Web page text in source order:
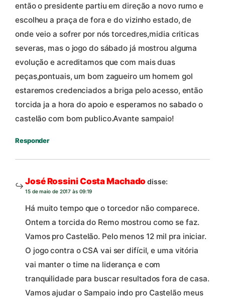
então o presidente partiu em direção a novo rumo e
escolheu a praça de fora e do vizinho estado, de
onde veio a sofrer por nós torcedres,midia criticas
severas, mas o jogo do sábado já mostrou alguma
evolução e acreditamos que com mais duas
peças,pontuais, um bom zagueiro um homem gol
estaremos credenciados a briga pelo acesso, então
torcida ja a hora do apoio e esperamos no sabado o
castelão com bom publico.Avante sampaio!
Responder
José Rossini Costa Machado disse:
15 de maio de 2017 às 09:19
Há muito tempo que o torcedor não comparece.
Ontem a torcida do Remo mostrou como se faz.
Vamos pro Castelão. Pelo menos 12 mil pra iniciar.
O jogo contra o CSA vai ser difícil, e uma vitória
vai manter o time na liderança e com
tranquilidade para buscar resultados fora de casa.
Vamos ajudar o Sampaio indo pro Castelão meus